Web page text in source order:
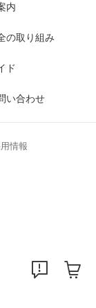
内
の取り組み
ド
い合わせ
情報